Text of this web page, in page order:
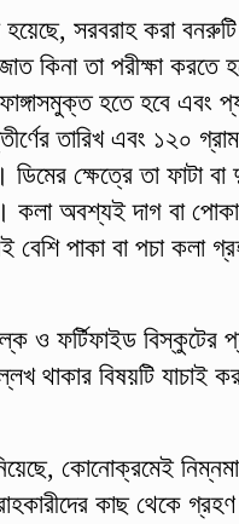
হয়েছে, সরবরাহ করা
কিনা তা পরীক্ষা করতে
হতে হবে এবং
তারিখ এবং ১২০
ক্ষেত্রে তা ফাটা
কলা অবশ্যই দাগ বা
বেশি পাকা বা পচা কলা
ও ফর্টিফাইড বিস্কুটের
থাকার বিষয়টি যাচাই
কোনোক্রমেই
কাছ থেকে